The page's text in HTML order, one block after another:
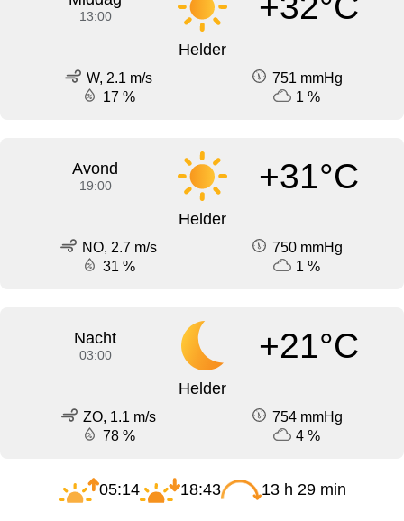
13:00
Helder
W, 2.1 m/s
751 mmHg
17 %
1 %
Avond
19:00 +31°C
Helder
NO, 2.7 m/s
750 mmHg
31 %
1 %
Nacht
03:00 +21°C
Helder
ZO, 1.1 m/s
754 mmHg
78 %
4 %
05:14 18:43 13 h 29 min